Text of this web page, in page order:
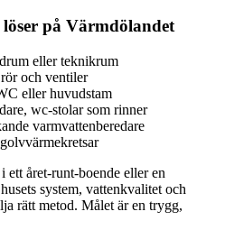
på Värmdölandet
eller teknikrum
och ventiler
eller huvudstam
wc‑stolar som rinner
varmvattenberedare
året‑runt‑boende eller en
system, vattenkvalitet och
rätt metod. Målet är en trygg,